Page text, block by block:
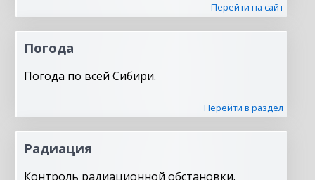
Перейти на сайт
Погода
Погода по всей Сибири.
Перейти в раздел
Радиация
Контроль радиационной обстановки.